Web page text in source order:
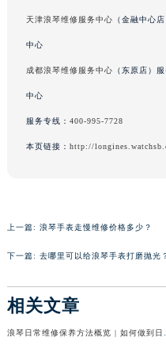
天津浪琴维修服务中心 （金融中心
中心
成都浪琴维修服务中心 （东原店）
中心
服务专线： 400-995-7728
本页链接： http://
上一篇: 浪琴手表走慢维修价格多少？
下一篇: 去哪里可以给浪琴手表打磨抛光
相关文章
浪琴日